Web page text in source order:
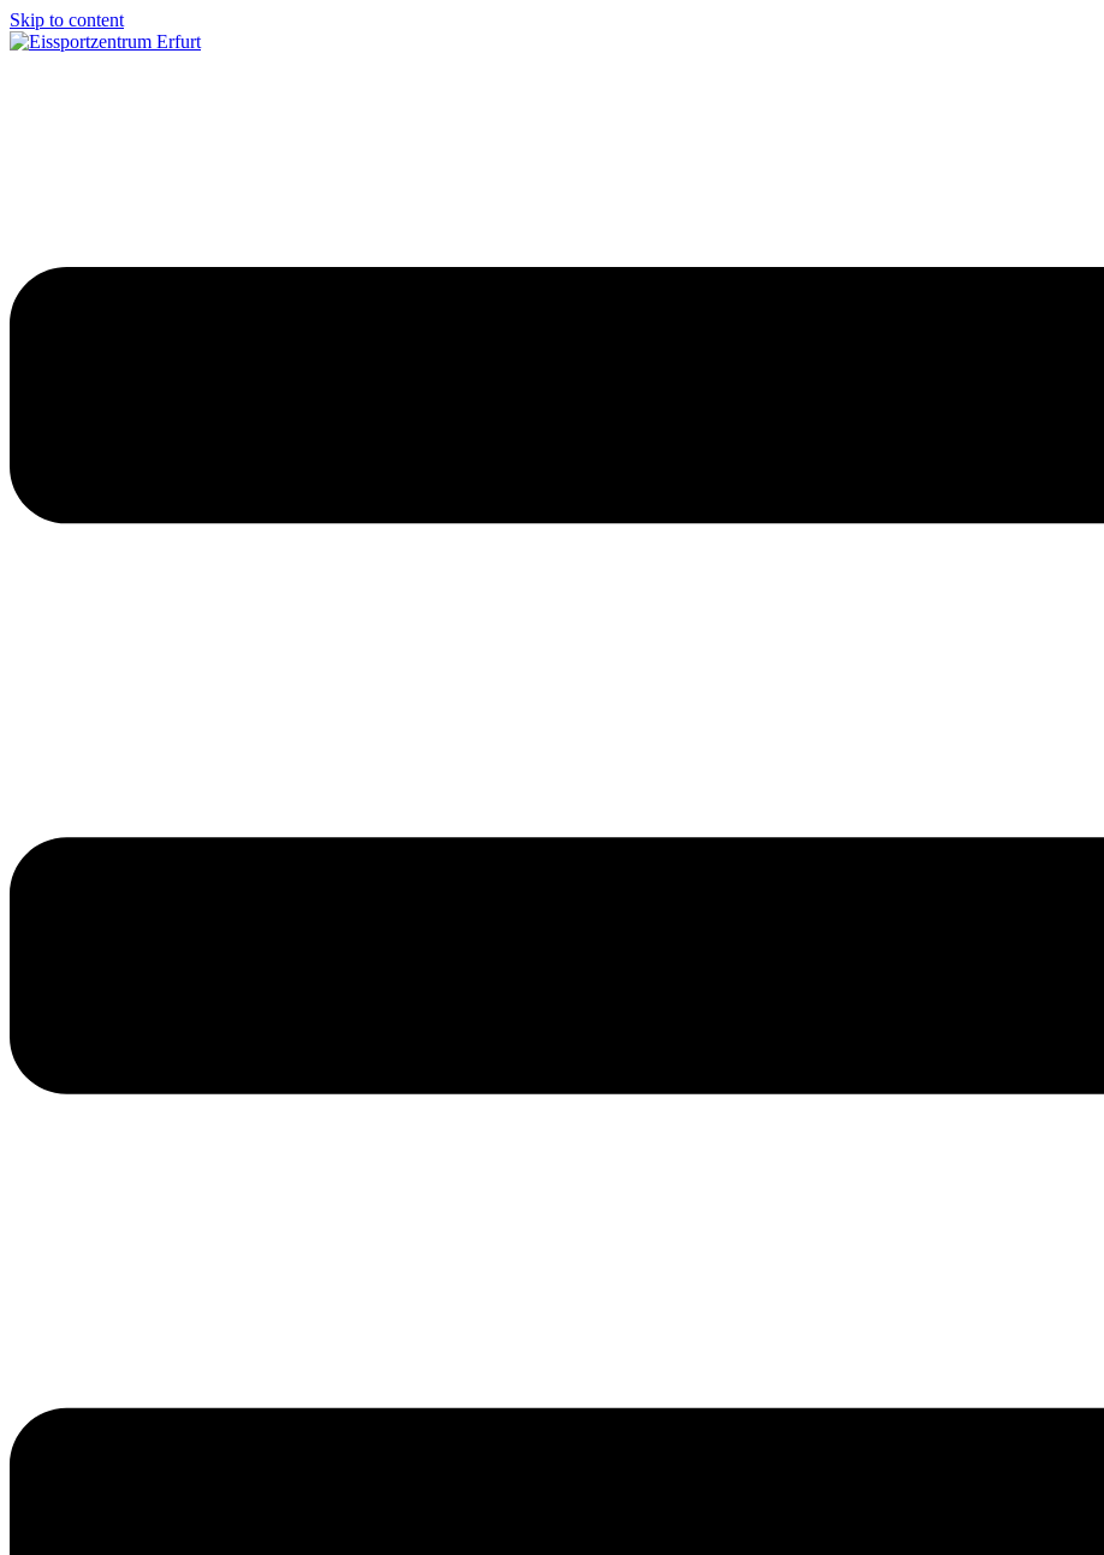
Skip to content